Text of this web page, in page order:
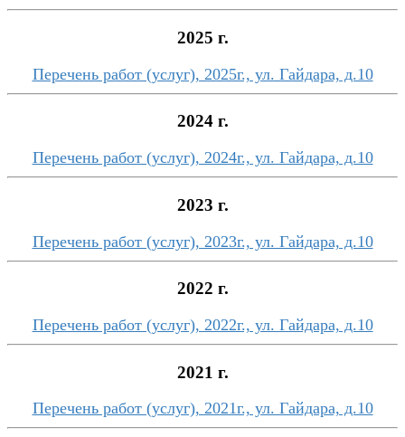
2025 г.
Перечень работ (услуг), 2025г., ул. Гайдара, д.10
2024 г.
Перечень работ (услуг), 2024г., ул. Гайдара, д.10
2023 г.
Перечень работ (услуг), 2023г., ул. Гайдара, д.10
2022 г.
Перечень работ (услуг), 2022г., ул. Гайдара, д.10
2021 г.
Перечень работ (услуг), 2021г., ул. Гайдара, д.10